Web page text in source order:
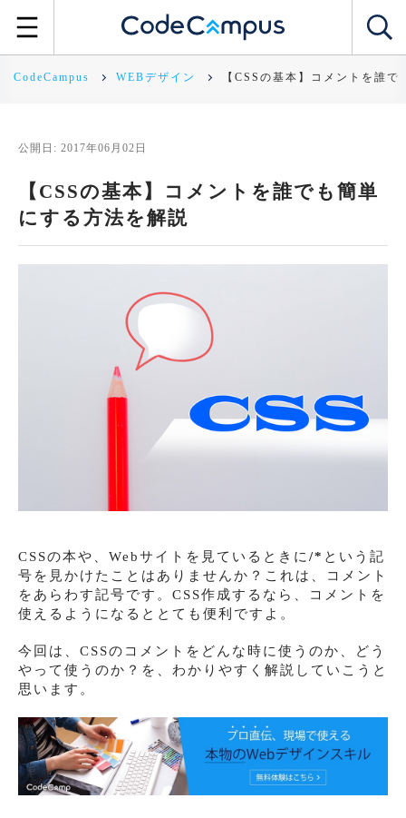
CodeCampus WEBデザイン 【CSSの基本】コメントを誰
公開日: 2017年06月02日
【CSSの基本】コメントを誰でも簡単
にする方法を解説
CSSの本や、Webサイトを見ているときに /* という記
号を見かけたことはありませんか？これは、コメント
をあらわす記号です。CSS作成するなら、コメントを
使えるようになるととても便利ですよ。
今回は、CSSのコメントをどんな時に使うのか、どう
やって使うのか？を、わかりやすく解説していこうと
思います。